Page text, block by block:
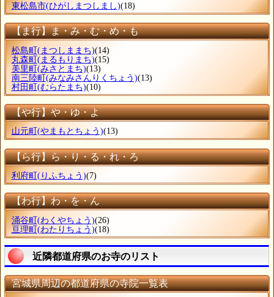
東松島市(ひがしまつしまし)(18)
【ま行】ま・み・む・め・も
松島町(まつしままち)(14)
丸森町(まるもりまち)(15)
美里町(みさとまち)(13)
南三陸町(みなみさんりくちょう)(13)
村田町(むらたまち)(10)
【や行】や・ゆ・よ
山元町 (やまもとちょう)(13)
【ら行】ら・り・る・れ・ろ
利府町 (りふちょう)(7)
【わ行】わ・を・ん
涌谷町 (わくやちょう)(26)
亘理町 (わたりちょう)(18)
近隣都道府県のお寺のリスト
宮城県周辺の都道府県の寺院一覧表